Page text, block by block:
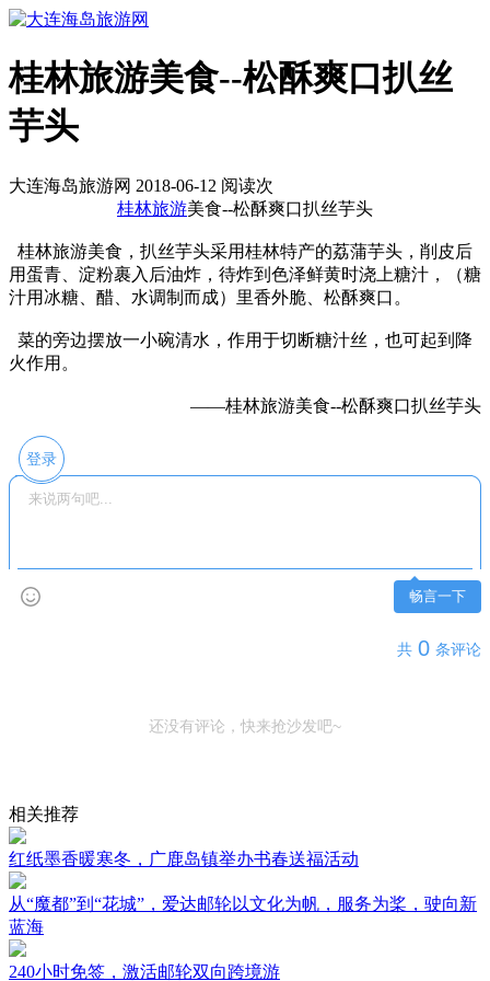
桂林旅游美食--松酥爽口扒丝
芋头
大连海岛旅游网 2018-06-12 阅读次
桂林旅游美食--松酥爽口扒丝芋头
桂林旅游美食，扒丝芋头采用桂林特产的荔蒲芋头，削皮后
用蛋青、淀粉裹入后油炸，待炸到色泽鲜黄时浇上糖汁，（糖
汁用冰糖、醋、水调制而成）里香外脆、松酥爽口。
菜的旁边摆放一小碗清水，作用于切断糖汁丝，也可起到降
火作用。
——桂林旅游美食--松酥爽口扒丝芋头
登录
畅言一下
共 0 条评论
还没有评论，快来抢沙发吧~
相关推荐
红纸墨香暖寒冬，广鹿岛镇举办书春送福活动
从“魔都”到“花城”，爱达邮轮以文化为帆，服务为桨，驶向新
蓝海
240小时免签，激活邮轮双向跨境游